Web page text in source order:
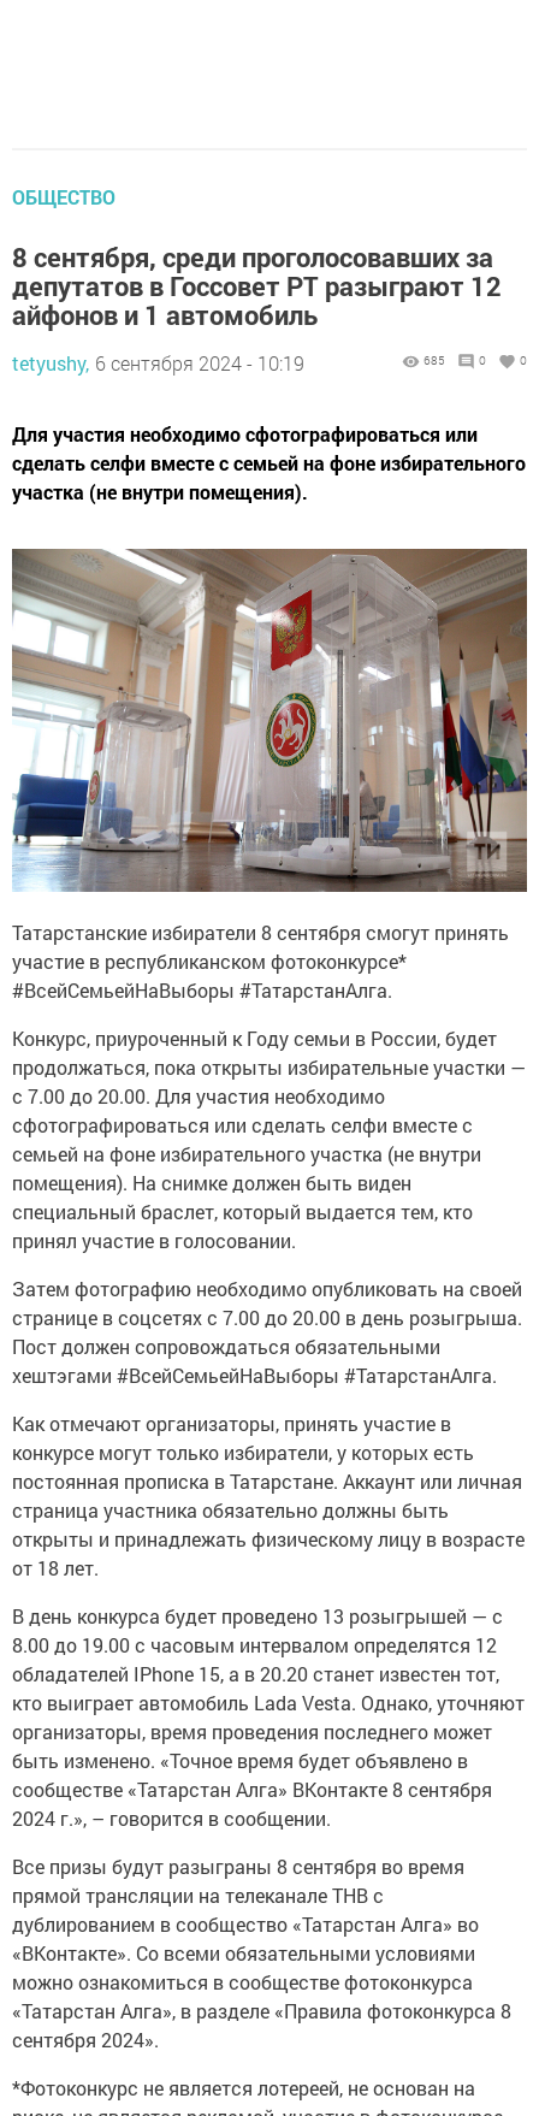
ОБЩЕСТВО
8 сентября, среди проголосовавших за
депутатов в Госсовет РТ разыграют 12
айфонов и 1 автомобиль
tetyushy, 6 сентября 2024 - 10:19 685 0 0
Для участия необходимо сфотографироваться или
сделать селфи вместе с семьей на фоне избирательного
участка (не внутри помещения).
Татарстанские избиратели 8 сентября смогут принять
участие в республиканском фотоконкурсе*
#ВсейСемьейНаВыборы #ТатарстанАлга.
Конкурс, приуроченный к Году семьи в России, будет
продолжаться, пока открыты избирательные участки —
с 7.00 до 20.00. Для участия необходимо
сфотографироваться или сделать селфи вместе с
семьей на фоне избирательного участка (не внутри
помещения). На снимке должен быть виден
специальный браслет, который выдается тем, кто
принял участие в голосовании.
Затем фотографию необходимо опубликовать на своей
странице в соцсетях с 7.00 до 20.00 в день розыгрыша.
Пост должен сопровождаться обязательными
хештэгами #ВсейСемьейНаВыборы #ТатарстанАлга.
Как отмечают организаторы, принять участие в
конкурсе могут только избиратели, у которых есть
постоянная прописка в Татарстане. Аккаунт или личная
страница участника обязательно должны быть
открыты и принадлежать физическому лицу в возрасте
от 18 лет.
В день конкурса будет проведено 13 розыгрышей — с
8.00 до 19.00 с часовым интервалом определятся 12
обладателей IPhone 15, а в 20.20 станет известен тот,
кто выиграет автомобиль Lada Vesta. Однако, уточняют
организаторы, время проведения последнего может
быть изменено. «Точное время будет объявлено в
сообществе «Татарстан Алга» ВКонтакте 8 сентября
2024 г.», – говорится в сообщении.
Все призы будут разыграны 8 сентября во время
прямой трансляции на телеканале ТНВ с
дублированием в сообщество «Татарстан Алга» во
«ВКонтакте». Со всеми обязательными условиями
можно ознакомиться в сообществе фотоконкурса
«Татарстан Алга», в разделе «Правила фотоконкурса 8
сентября 2024».
*Фотоконкурс не является лотереей, не основан на